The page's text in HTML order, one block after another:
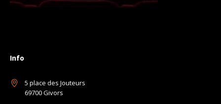
Info
5 place des Jouteurs
69700 Givors